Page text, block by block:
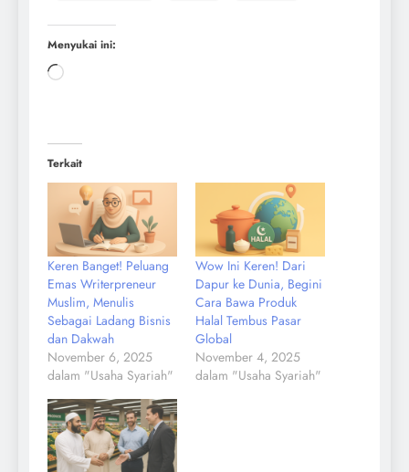
Menyukai ini:
Terkait
Keren Banget! Peluang
Emas Writerpreneur
Muslim, Menulis
Sebagai Ladang Bisnis
dan Dakwah
November 6, 2025
dalam "Usaha Syariah"
Wow Ini Keren! Dari
Dapur ke Dunia, Begini
Cara Bawa Produk
Halal Tembus Pasar
Global
November 4, 2025
dalam "Usaha Syariah"